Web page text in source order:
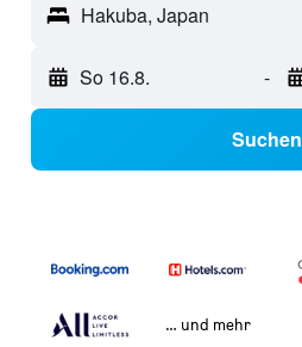
Hakuba, Japan
So 16.8. -
Suchen
… und mehr